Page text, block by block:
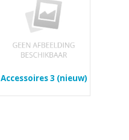
Accessoires 3 (nieuw)